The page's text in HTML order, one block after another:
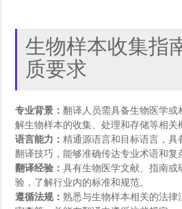
生物样本收集指
质要求
专业背景：翻译人员需具备生物医学或
解生物样本的收集、处理和存储等相关
语言能力：精通源语言和目标语言，具
翻译技巧，能够准确传达专业术语和复
翻译经验：具有生物医学文献、指南或
验，了解行业内的标准和规范。
遵循法规：熟悉与生物样本相关的法律